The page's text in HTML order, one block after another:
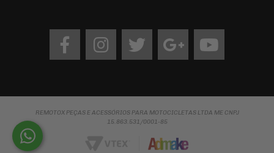
FacebookInstagram twitter googleYoutube
REMOTOX PEÇAS E ACESSÓRIOS PARA MOTOCICLETAS LTDA ME CNPJ
15.863.531/0001-85